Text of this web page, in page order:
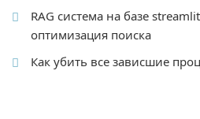
RAG система на базе
оптимизация поиска
Как убить все зависшие